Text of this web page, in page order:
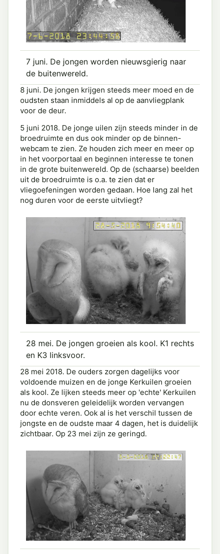
7 juni. De jongen worden nieuwsgierig naar
de buitenwereld.
8 juni. De jongen krijgen steeds meer moed en de
oudsten staan inmiddels al op de aanvliegplank
voor de deur.
5 juni 2018. De jonge uilen zijn steeds minder in de
broedruimte en dus ook minder op de binnen-
webcam te zien. Ze houden zich meer en meer op
in het voorportaal en beginnen interesse te tonen
in de grote buitenwereld. Op de (schaarse) beelden
uit de broedruimte is o.a. te zien dat er
vliegoefeningen worden gedaan. Hoe lang zal het
nog duren voor de eerste uitvliegt?
28 mei. De jongen groeien als kool. K1 rechts
en K3 linksvoor.
28 mei 2018. De ouders zorgen dagelijks voor
voldoende muizen en de jonge Kerkuilen groeien
als kool. Ze lijken steeds meer op 'echte' Kerkuilen
nu de donsveren geleidelijk worden vervangen
door echte veren. Ook al is het verschil tussen de
jongste en de oudste maar 4 dagen, het is duidelijk
zichtbaar. Op 23 mei zijn ze geringd.